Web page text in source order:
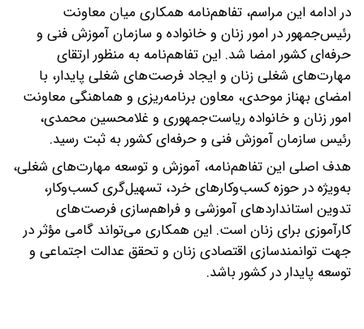
در ادامه این مراسم، تفاهم‌نامه همکاری میان معاونت
رئیس‌جمهور در امور زنان و خانواده و سازمان آموزش فنی و
حرفه‌ای کشور امضا شد. این تفاهم‌نامه به منظور ارتقای
مهارت‌های شغلی زنان و ایجاد فرصت‌های شغلی پایدار، با
امضای بهناز موحدی، معاون برنامه‌ریزی و هماهنگی معاونت
امور زنان و خانواده ریاست‌جمهوری و غلامحسین محمدی،
رئیس سازمان آموزش فنی و حرفه‌ای کشور به ثبت رسید.
هدف اصلی این تفاهم‌نامه، آموزش و توسعه مهارت‌های شغلی،
به‌ویژه در حوزه کسب‌وکارهای خرد، تسهیل‌گری کسب‌وکار،
تدوین استانداردهای آموزشی و فراهم‌سازی فرصت‌های
کارآموزی برای زنان است. این همکاری می‌تواند گامی مؤثر در
جهت توانمندسازی اقتصادی زنان و تحقق عدالت اجتماعی و
توسعه پایدار در کشور باشد.